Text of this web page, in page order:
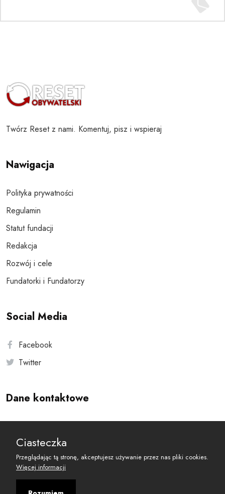
Twórz Reset z nami. Komentuj, pisz i wspieraj
Nawigacja
Polityka prywatności
Regulamin
Statut fundacji
Redakcja
Rozwój i cele
Fundatorki i Fundatorzy
Social Media
Facebook
Twitter
Dane kontaktowe
reset@resetobywatelski.pl
Ciasteczka
Przeglądając tą stronę, akceptujesz używanie przez nas pliki cookies.
Więcej informacji